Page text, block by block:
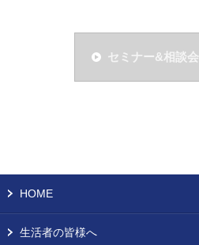
セミナー&相談
HOME
生活者の皆様へ